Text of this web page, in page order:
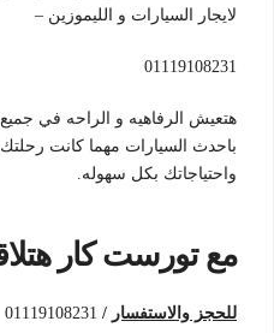
لايجار السيارات و الليموزين –
01119108231
هتعيش الرفاهيه و الراحه في جميع
باحدث السيارات مهما كانت
واحتياجاتك بكل سهوله.
مع تورست كار
للحجز والاستفسار /